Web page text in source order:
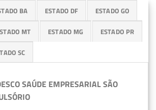
BA ESTADO DF ESTADO GO
MT ESTADO MG ESTADO PR
SC
SAÚDE EMPRESARIAL SÃO